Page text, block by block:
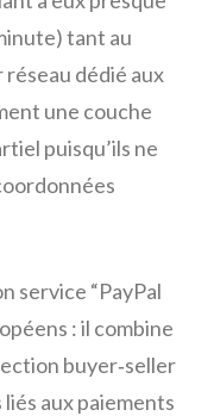
tant au
dédié aux
une couche
puisqu’ils ne
service “PayPal
: il combine
buyer‑seller
aux paiements